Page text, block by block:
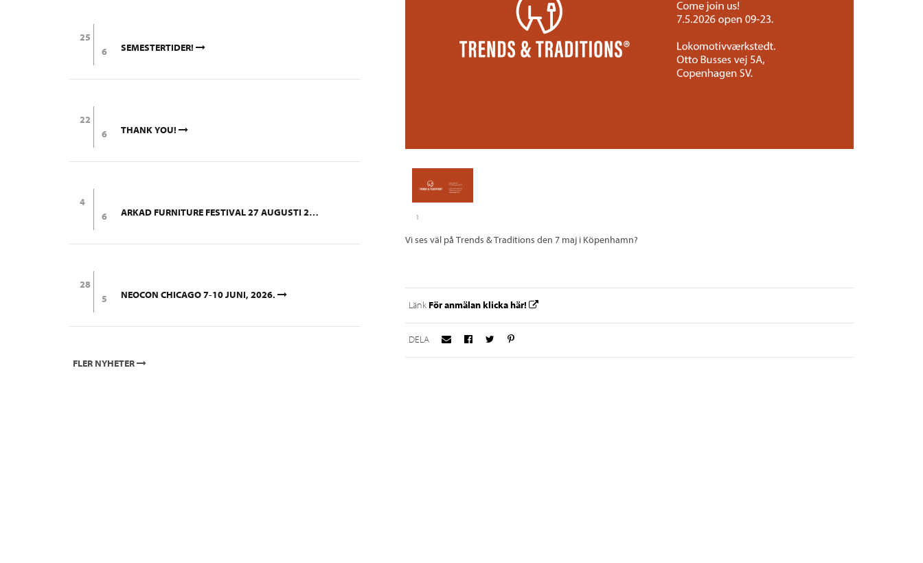
1
Vi ses väl på Trends & Traditions den 7 maj i Köpenhamn?
Länk För anmälan klicka här!
DELA
25
6
SEMESTERTIDER!
22
6
THANK YOU!
4
6
ARKAD FURNITURE FESTIVAL 27 AUGUSTI 2026, STOCKHOLM
28
5
NEOCON CHICAGO 7-10 JUNI, 2026.
FLER NYHETER